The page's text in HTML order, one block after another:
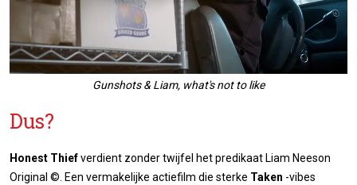
Gunshots & Liam, what's not to like
Dus?
Honest Thiefverdient zonder twijfel het predikaat Liam Neeson
Original ©. Een vermakelijke actiefilm die sterke Taken -vibes